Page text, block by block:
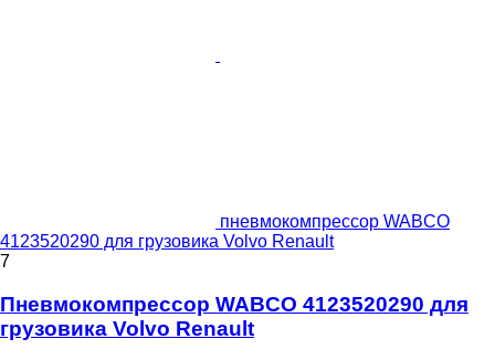
пневмокомпрессор WABCO
4123520290 для грузовика Volvo Renault
7
Пневмокомпрессор WABCO 4123520290 для
грузовика Volvo Renault